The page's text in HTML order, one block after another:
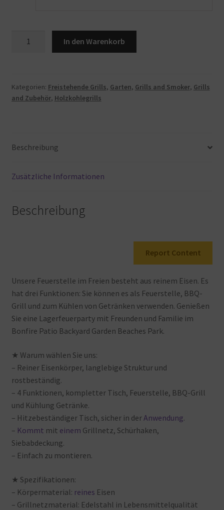
Camping-
Picknick
Terrasse,
Garten,
für
In den Warenkorb
Kategorien: Freistehende Grills, Garten, Grills and Smoker, Grills
and Zubehör, Holzkohlegrills
Beschreibung
Zusätzliche Informationen
Beschreibung
Report Content
Unsere Feuerstelle im Freien besteht aus reinem Eisen. Es
hat drei Funktionen: Sie können es als Feuerstelle, BBQ-
Grill und zum Kühlen von Getränken verwenden. Genießen
Sie eine Lagerfeuerparty mit Freunden und Familie im
Bonfire Patio Backyard Garden Beaches Park.
★ Warum wählen Sie uns:
– Reiner Eisenkörper, langlebige Struktur und
rostbeständig.
– 4 Funktionen, kompletter Tisch, Feuerstelle, BBQ-Grill
und Kühlung Getränke.
– Hitzebeständiger Tisch, sicher in derAnwendung.
– Kommt mit einem Grillnetz, Schürhaken,
Siebabdeckung.
– Einfach zu montieren.
★ Spezifikationen:
– Körpermaterial: reines Eisen
– Grillnetzmaterial: Edelstahl in Lebensmittelqualität